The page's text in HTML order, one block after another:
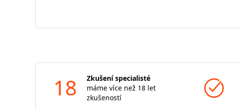
18
Zkušení specialisté
máme více než 18 let
zkušeností